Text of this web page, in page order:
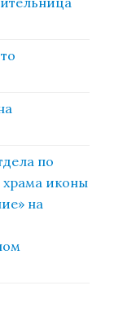
по
иконы
на